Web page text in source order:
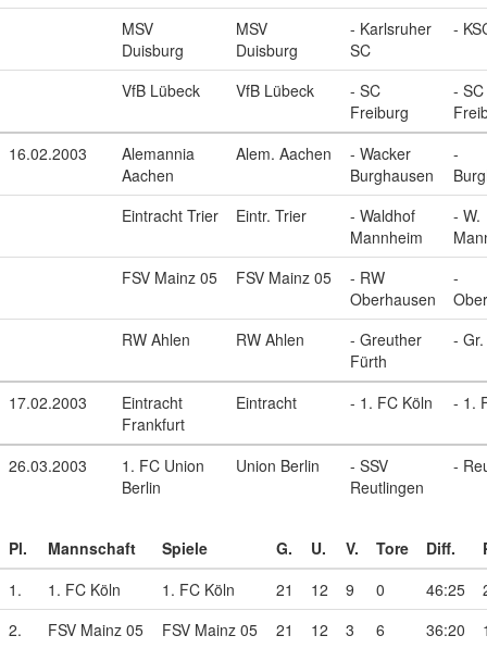
MSV
Duisburg
MSV
Duisburg
- Karlsruher
SC
-
VfB Lübeck VfB Lübeck
- SC
Freiburg
- SC
16.02.2003
Alemannia
Aachen
Alem. Aachen
- Wacker
Burghausen
-
Eintracht Trier
Eintr. Trier
- Waldhof
Mannheim
- W.
FSV Mainz 05
FSV Mainz 05
- RW
Oberhausen
-
RW Ahlen
RW Ahlen
- Greuther
Fürth
-
17.02.2003
Eintracht
Frankfurt
Eintracht - 1. FC Köln - 1.
26.03.2003
1. FC Union
Berlin
Union Berlin
- SSV
Reutlingen
-
Pl. Mannschaft Spiele G. U. V. Tore Diff.
1.
1. FC Köln 1. FC Köln 21 12 9 0 46:25
2.
FSV Mainz 05 FSV Mainz 05 21 12 3 6 36:20